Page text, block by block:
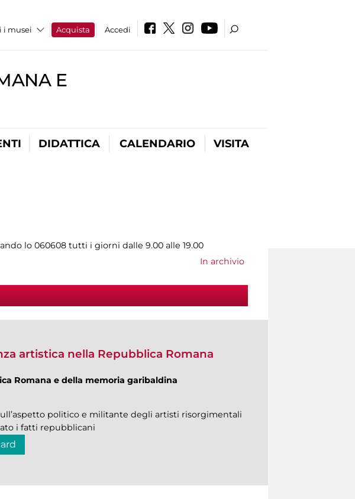
i musei Acquista Accedi
E
DIDATTICA CALENDARIO VISITA
lo 060608 tutti i giorni dalle 9.00 alle 19.00
In archivio
artistica nella Repubblica Romana
Romana e della memoria garibaldina
politico e militante degli artisti risorgimentali
i fatti repubblicani